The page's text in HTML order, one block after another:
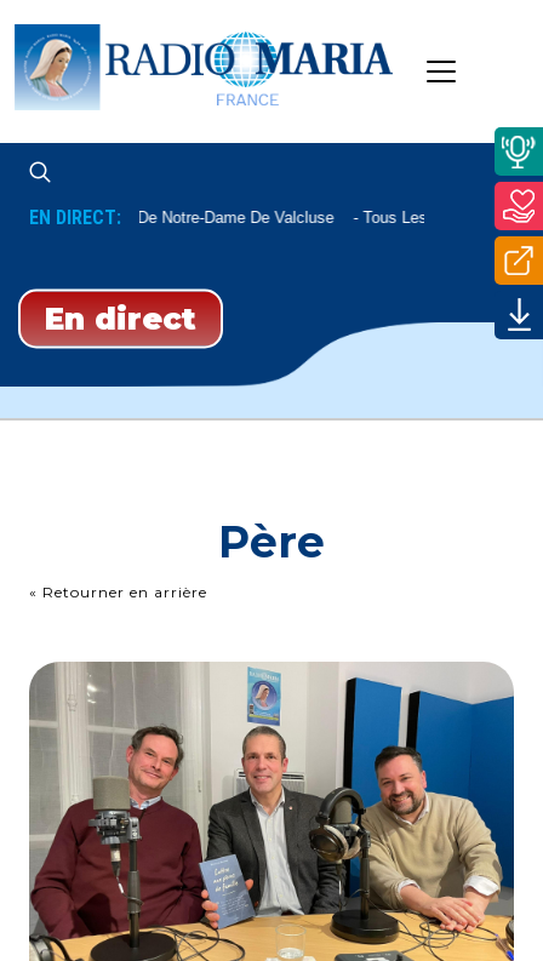
EN DIRECT:
Messe De Notre-Dame De Valcluse Tous Les Vendredis À 11h15
En direct
Père
« Retourner en arrière